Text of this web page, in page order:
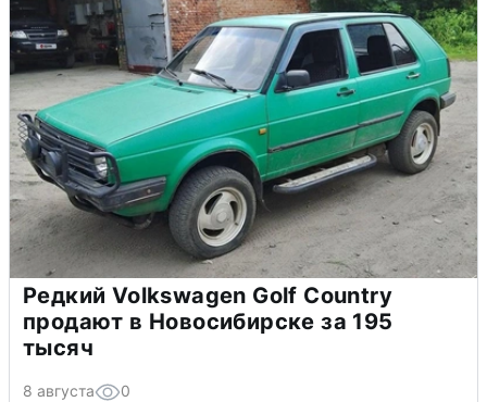
Редкий Volkswagen Golf Country
продают в Новосибирске за 195
тысяч
8 августа 0